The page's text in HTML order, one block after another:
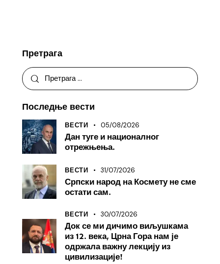
Претрага
Последње вести
ВЕСТИ 05/08/2026
Дан туге и националног
отрежњења.
ВЕСТИ 31/07/2026
Српски народ на Космету не сме
остати сам.
ВЕСТИ 30/07/2026
Док се ми дичимо виљушкама
из 12. века, Црна Гора нам је
одржала важну лекцију из
цивилизације!